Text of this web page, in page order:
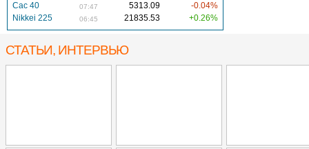
Cac 40
07:47 5313.09
-0.04%
Nikkei 225
06:45 21835.53 +0.26%
СТАТЬИ, ИНТЕРВЬЮ